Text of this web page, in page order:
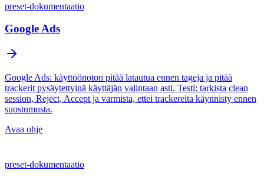
preset-dokumentaatio
Google Ads
Google Ads: käyttöönoton pitää latautua ennen tageja ja pitää
trackerit pysäytettyinä käyttäjän valintaan asti. Testi: tarkista clean
session, Reject, Accept ja varmista, ettei trackereita käynnisty ennen
suostumusta.
Avaa ohje
preset-dokumentaatio